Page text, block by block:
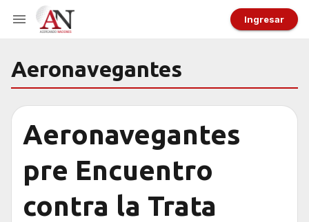
Ingresar
Aeronavegantes
Aeronavegantes
pre Encuentro
contra la Trata